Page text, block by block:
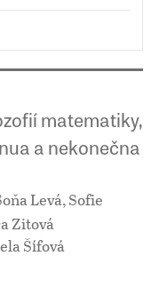
matematiky,
a nekonečna
Levá, Sofie
Zitová
Šífová